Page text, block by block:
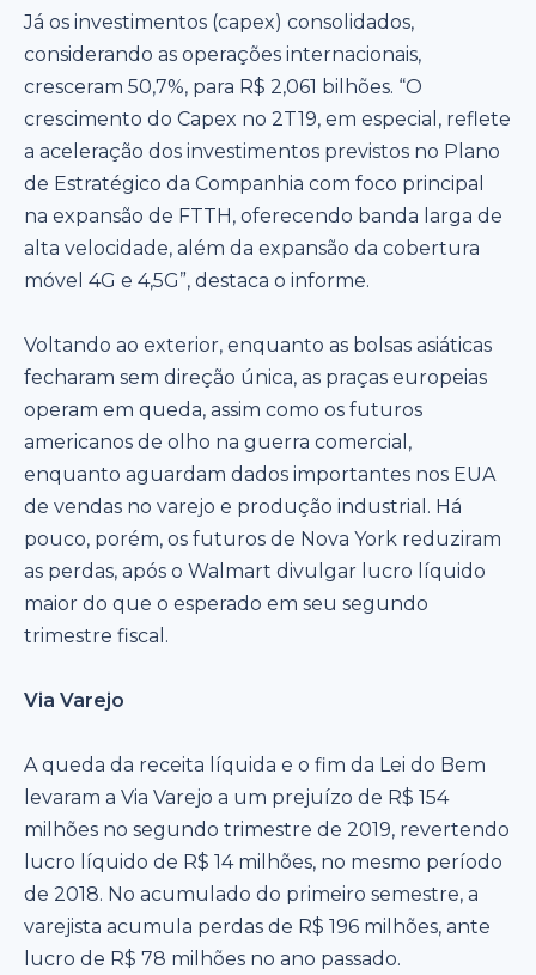
Já os investimentos (capex) consolidados,
considerando as operações internacionais,
cresceram 50,7%, para R$ 2,061 bilhões. “O
crescimento do Capex no 2T19, em especial, reflete
a aceleração dos investimentos previstos no Plano
de Estratégico da Companhia com foco principal
na expansão de FTTH, oferecendo banda larga de
alta velocidade, além da expansão da cobertura
móvel 4G e 4,5G”, destaca o informe.
Voltando ao exterior, enquanto as bolsas asiáticas
fecharam sem direção única, as praças europeias
operam em queda, assim como os futuros
americanos de olho na guerra comercial,
enquanto aguardam dados importantes nos EUA
de vendas no varejo e produção industrial. Há
pouco, porém, os futuros de Nova York reduziram
as perdas, após o Walmart divulgar lucro líquido
maior do que o esperado em seu segundo
trimestre fiscal.
Via Varejo
A queda da receita líquida e o fim da Lei do Bem
levaram a Via Varejo a um prejuízo de R$ 154
milhões no segundo trimestre de 2019, revertendo
lucro líquido de R$ 14 milhões, no mesmo período
de 2018. No acumulado do primeiro semestre, a
varejista acumula perdas de R$ 196 milhões, ante
lucro de R$ 78 milhões no ano passado.